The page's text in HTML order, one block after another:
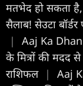
मतभेद हो सकता
सैलाब! सेउटा
|
Aaj Ka
के मित्रों की मदद
राशिफल |
Aaj